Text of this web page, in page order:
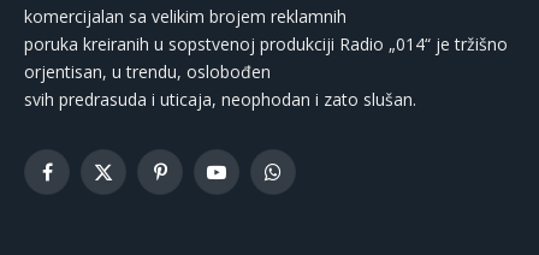
komercijalan sa velikim brojem reklamnih
poruka kreiranih u sopstvenoj produkciji Radio „014“ je tržišno
orjentisan, u trendu, oslobođen
svih predrasuda i uticaja, neophodan i zato slušan.
Facebook
X
PinterestYouTubeWhatsApp